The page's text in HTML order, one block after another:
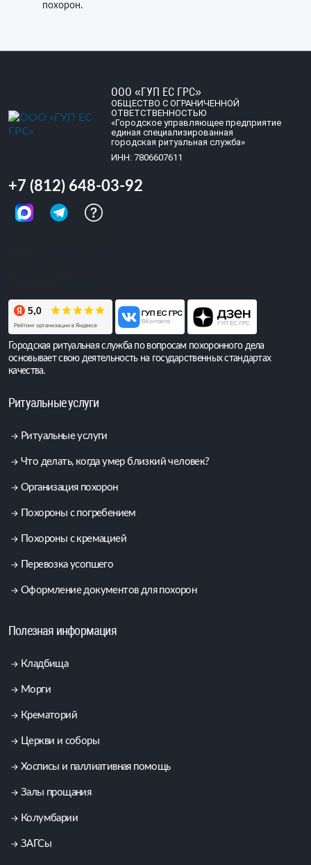
похорон.
ООО «ГУП ЕС ГРС»
ОБЩЕСТВО С ОГРАНИЧЕННОЙ
ОТВЕТСТВЕННОСТЬЮ
«Городское управляющее предприятие
единая специализированная
городская ритуальная служба»
ИНН: 7806607611
+7 (812) 648-03-92
Городская ритуальная служба по вопросам похоронного дела
основывает свою деятельность на государственных стандартах
качества.
Ритуальные услуги
Ритуальные услуги
Что делать, когда умер близкий человек?
Организация похорон
Похороны с погребением
Похороны с кремацией
Перевозка усопшего
Оформление документов для похорон
Полезная информация
Кладбища
Морги
Крематорий
Церкви и соборы
Хосписы и паллиативная помощь
Залы прощания
Колумбарии
ЗАГСы